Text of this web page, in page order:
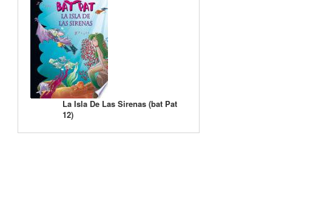
La Isla De Las Sirenas (bat Pat
12)